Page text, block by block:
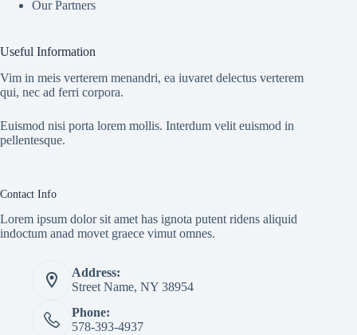
Our Partners
Useful Information
Vim in meis verterem menandri, ea iuvaret delectus verterem
qui, nec ad ferri corpora.
Euismod nisi porta lorem mollis. Interdum velit euismod in
pellentesque.
Contact Info
Lorem ipsum dolor sit amet has ignota putent ridens aliquid
indoctum anad movet graece vimut omnes.
Address:
Street Name, NY 38954
Phone:
578-393-4937